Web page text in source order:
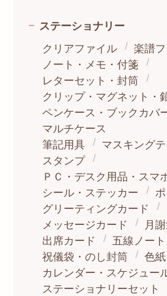
ステーショナリー
クリアファイル
楽譜
ノート・メモ・付箋
レターセット・封筒
クリップ・マグネット・
ペンケース・ブックカバ
マルチケース
筆記用具
マスキング
スタンプ
ＰＣ・デスク用品・スマ
シール・ステッカー
グリーティングカード
メッセージカード
月
出席カード
五線ノー
祝儀袋・のし封筒
色紙
カレンダー・スケジュー
ステーショナリーセット